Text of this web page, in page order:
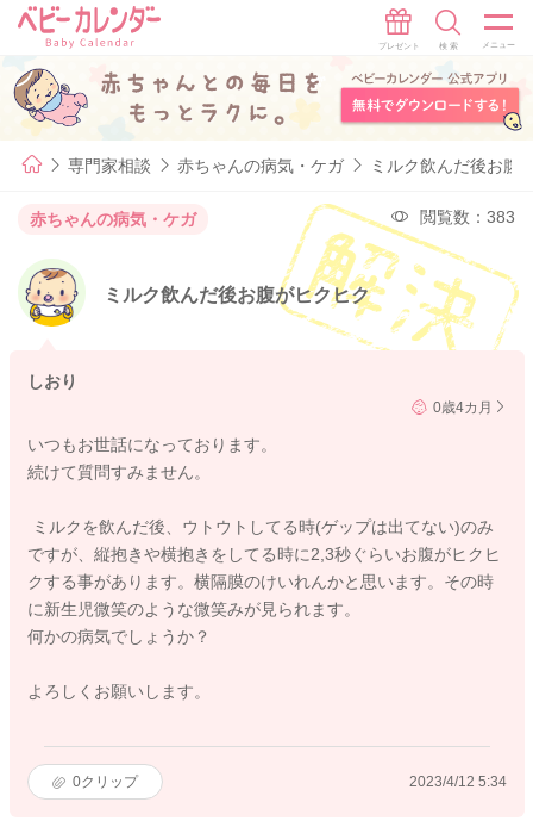
専門家相談 赤ちゃんの病気・ケガ ミルク飲んだ後お腹
赤ちゃんの病気・ケガ 閲覧数：383
ミルク飲んだ後お腹がヒクヒク
しおり
0歳4カ月
いつもお世話になっております。
続けて質問すみません。
ミルクを飲んだ後、ウトウトしてる時(ゲップは出てない)のみ
ですが、縦抱きや横抱きをしてる時に2,3秒ぐらいお腹がヒクヒ
クする事があります。横隔膜のけいれんかと思います。その時
に新生児微笑のような微笑みが見られます。
何かの病気でしょうか？
よろしくお願いします。
0クリップ 2023/4/12 5:34